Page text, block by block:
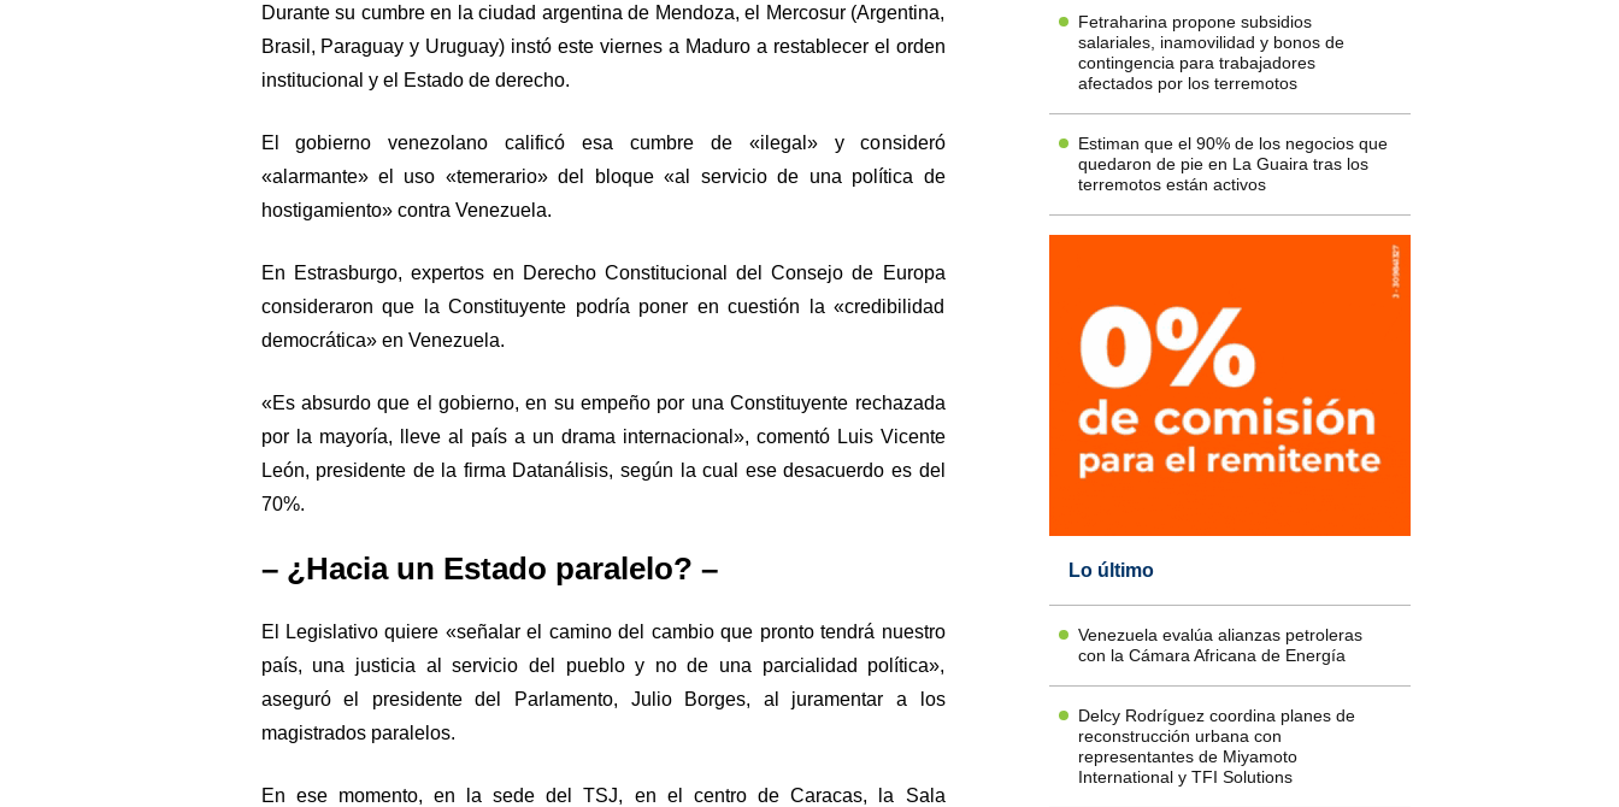
Durante su cumbre en la ciudad argentina de Mendoza, el Mercosur (Argentina,
Brasil, Paraguay y Uruguay) instó este viernes a Maduro a restablecer el orden
institucional y el Estado de derecho.
El gobierno venezolano calificó esa cumbre de «ilegal» y consideró
«alarmante» el uso «temerario» del bloque «al servicio de una política de
hostigamiento» contra Venezuela.
En Estrasburgo, expertos en Derecho Constitucional del Consejo de Europa
consideraron que la Constituyente podría poner en cuestión la «credibilidad
democrática» en Venezuela.
«Es absurdo que el gobierno, en su empeño por una Constituyente rechazada
por la mayoría, lleve al país a un drama internacional», comentó Luis Vicente
León, presidente de la firma Datanálisis, según la cual ese desacuerdo es del
70%.
– ¿Hacia un Estado paralelo? –
El Legislativo quiere «señalar el camino del cambio que pronto tendrá nuestro
país, una justicia al servicio del pueblo y no de una parcialidad política»,
aseguró el presidente del Parlamento, Julio Borges, al juramentar a los
magistrados paralelos.
En ese momento, en la sede del TSJ, en el centro de Caracas, la Sala
Fetraharina propone subsidios
salariales, inamovilidad y bonos de
contingencia para trabajadores
afectados por los terremotos
Estiman que el 90% de los negocios que
quedaron de pie en La Guaira tras los
terremotos están activos
Lo último
Venezuela evalúa alianzas petroleras
con la Cámara Africana de Energía
Delcy Rodríguez coordina planes de
reconstrucción urbana con
representantes de Miyamoto
International y TFI Solutions